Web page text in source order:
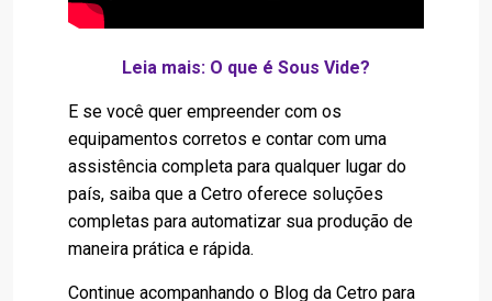
Leia mais: O que é Sous Vide?
E se você quer empreender com os
equipamentos corretos e contar com uma
assistência completa para qualquer lugar do
país, saiba que a Cetro oferece soluções
completas para automatizar sua produção de
maneira prática e rápida.
Continue acompanhando o Blog da Cetro para